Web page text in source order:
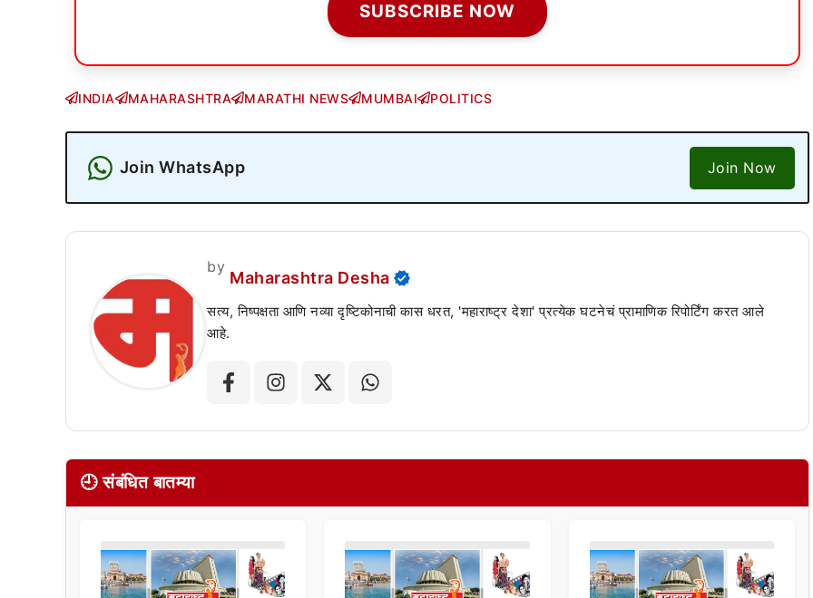
SUBSCRIBE NOW
INDIA MAHARASHTRA MARATHI NEWS MUMBAI POLITICS
Join WhatsApp Join Now
by
Maharashtra Desha
सत्य, निष्पक्षता आणि नव्या दृष्टिकोनाची कास धरत, 'महाराष्ट्र देशा' प्रत्येक घटनेचं प्रामाणिक रिपोर्टिंग करत आले
आहे.
🕘 संबंधित बातम्या